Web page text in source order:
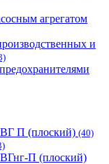
агрегатом
и
П (плоский) (40)
П (плоский)